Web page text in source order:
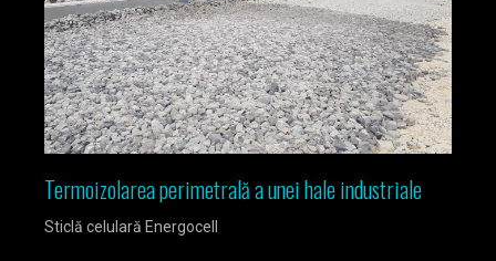
Termoizolarea perimetrală a unei hale industriale
Sticlă celulară Energocell